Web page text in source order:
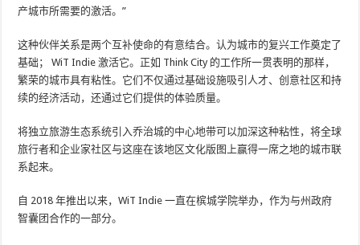
产城市所需要的激活。”
这种伙伴关系是两个互补使命的有意结合。认为城市的复兴工作奠定了
基础； WiT Indie 激活它。正如 Think City 的工作所一贯表明的那样，
繁荣的城市具有粘性。它们不仅通过基础设施吸引人才、创意社区和持
续的经济活动，还通过它们提供的体验质量。
将独立旅游生态系统引入乔治城的中心地带可以加深这种粘性，将全球
旅行者和企业家社区与这座在该地区文化版图上赢得一席之地的城市联
系起来。
自 2018 年推出以来，WiT Indie 一直在槟城学院举办，作为与州政府
智囊团合作的一部分。